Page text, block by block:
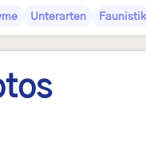
Unterarten Faunistik